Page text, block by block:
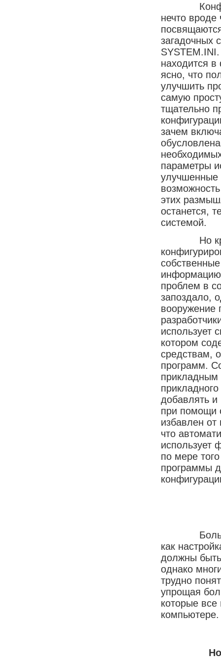
нечто
загадочных
находится в
ясно, что
улучшить
самую
тщательно
зачем
параметры
улучшенные
этих
останется,
системой.
Но кроме
информацию
проблем в
запоздало,
вооружение
использует
котором
средствам,
программ.
прикладным
добавлять и
при помощи
избавлен
что
использует
по мере
программы
как
должны
однако
трудно
упрощая
которые
компьютере.